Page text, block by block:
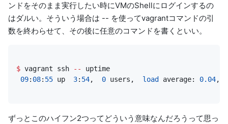
ンドをそのまま実行したい時にVMのShellにログインするの
はダルい。そういう場合は -- を使ってvagrantコマンドの引
数を終わらせて、その後に任意のコマンドを書くといい。
$ vagrant ssh --
uptime
09: 08: 55 up 3: 54, 0 users , load average: 0.04,
ずっとこのハイフン2つってどういう意味なんだろうって思っ